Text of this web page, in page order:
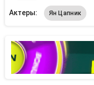
Актеры: Ян Цапник